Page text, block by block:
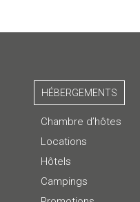
HÉBERGEMENTS
Chambre d’hôtes
Locations
Hôtels
Campings